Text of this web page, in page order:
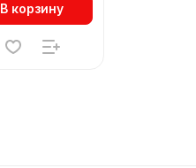
В корзину